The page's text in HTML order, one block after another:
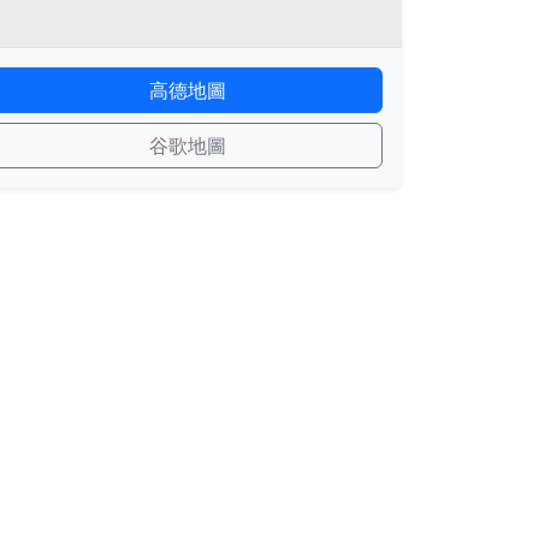
高德地圖
谷歌地圖